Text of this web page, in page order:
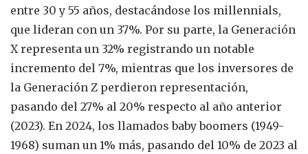
entre 30 y 55 años, destacándose los millennials,
que lideran con un 37%. Por su parte, la Generación
X representa un 32% registrando un notable
incremento del 7%, mientras que los inversores de
la Generación Z perdieron representación,
pasando del 27% al 20% respecto al año anterior
(2023). En 2024, los llamados baby boomers (1949-
1968) suman un 1% más, pasando del 10% de 2023 al